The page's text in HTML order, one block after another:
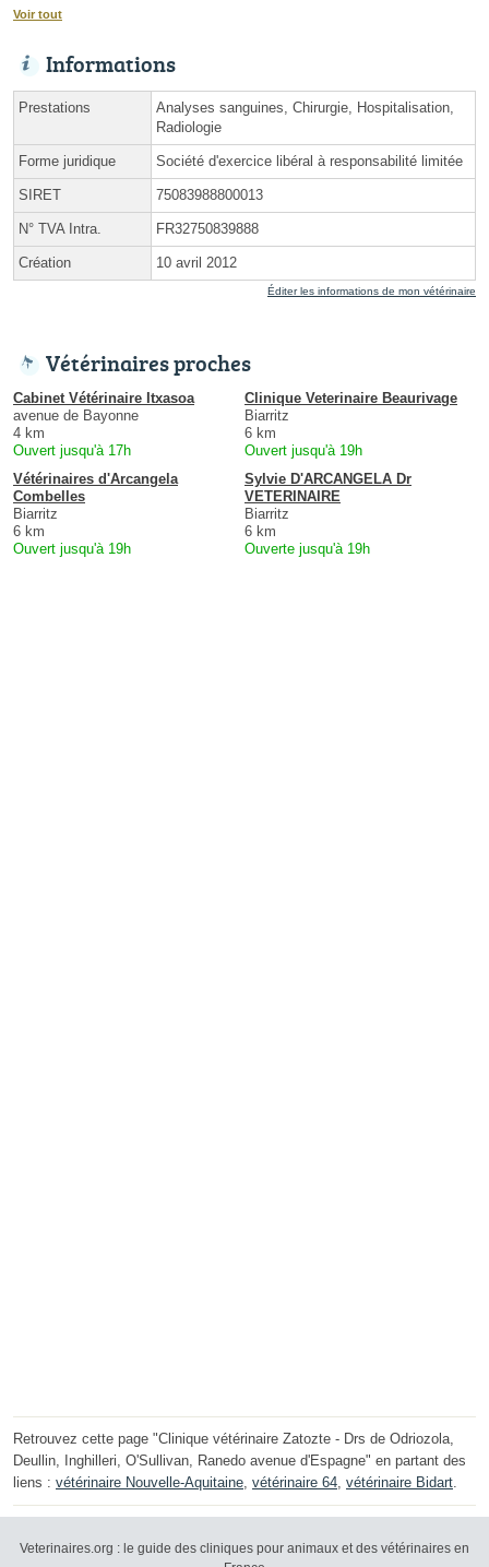
Voir tout
Informations
Prestations
Analyses sanguines, Chirurgie, Hospitalisation,
Radiologie
Forme juridique Société d'exercice libéral à responsabilité limitée
SIRET 75083988800013
N° TVA Intra. FR32750839888
Création 10 avril 2012
Éditer les informations de mon vétérinaire
Vétérinaires proches
Cabinet Vétérinaire Itxasoa
avenue de Bayonne
4 km
Ouvert jusqu'à 17h
Clinique Veterinaire Beaurivage
Biarritz
6 km
Ouvert jusqu'à 19h
Vétérinaires d'Arcangela
Combelles
Biarritz
6 km
Ouvert jusqu'à 19h
Sylvie D'ARCANGELA Dr
VETERINAIRE
Biarritz
6 km
Ouverte jusqu'à 19h
Retrouvez cette page "Clinique vétérinaire Zatozte - Drs de Odriozola,
Deullin, Inghilleri, O'Sullivan, Ranedo avenue d'Espagne" en partant des
liens : vétérinaire Nouvelle-Aquitaine vétérinaire 64 vétérinaire Bidart
Veterinaires.org : le guide des cliniques pour animaux et des vétérinaires en